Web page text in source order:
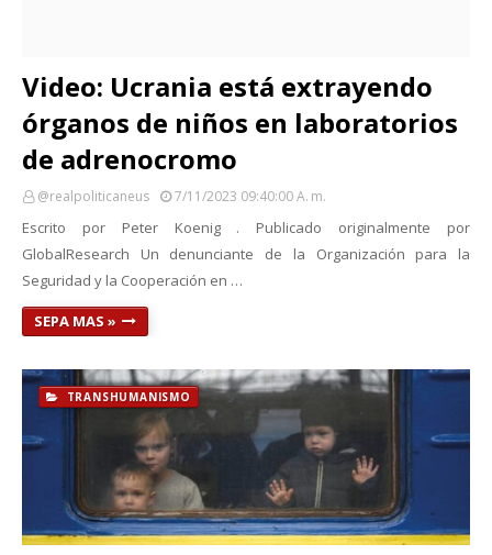
Video: Ucrania está extrayendo
órganos de niños en laboratorios
de adrenocromo
@realpoliticaneus 7/11/2023 09:40:00 A. M.
Escrito por Peter Koenig . Publicado originalmente por
GlobalResearch Un denunciante de la Organización para la
Seguridad y la Cooperación en …
SEPA MAS »
TRANSHUMANISMO